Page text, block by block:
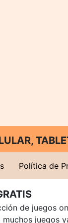
Política de
de juegos
juegos